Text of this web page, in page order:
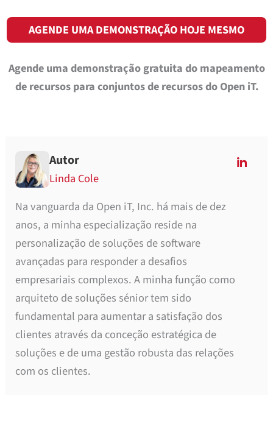
AGENDE UMA DEMONSTRAÇÃO HOJE MESMO
Agende uma demonstração gratuita do mapeamento
de recursos para conjuntos de recursos do Open iT.
Autor
Linda Cole
Na vanguarda da Open iT, Inc. há mais de dez
anos, a minha especialização reside na
personalização de soluções de software
avançadas para responder a desafios
empresariais complexos. A minha função como
arquiteto de soluções sénior tem sido
fundamental para aumentar a satisfação dos
clientes através da conceção estratégica de
soluções e de uma gestão robusta das relações
com os clientes.